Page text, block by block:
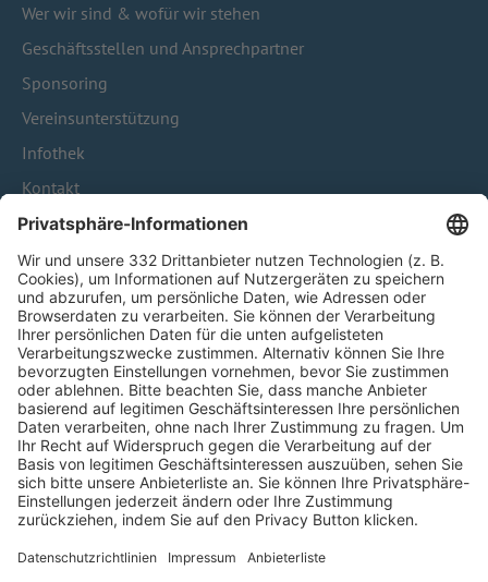
Wer wir sind & wofür wir stehen
Geschäftsstellen und Ansprechpartner
Sponsoring
Vereinsunterstützung
Infothek
Kontakt
HÄUFIG BESUCHTE SEITEN
Pässe und Vereinswechsel
Trainerausbildung
Schulungsangebot Vereinsmitarbeiter
BFV-Geschäftsstellen
Trainerbörse
Login SpielPlus
FOLGE DEM BFV